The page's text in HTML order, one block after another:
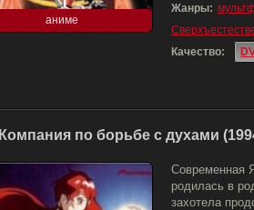
аниме
Жанры:
Качество:
Компания по борьбе с духами
Современная
родилась в
захотела